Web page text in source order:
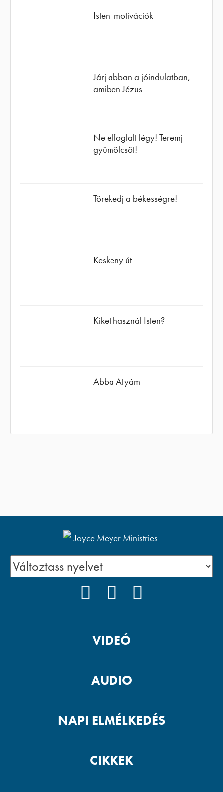
Isteni motivációk
Járj abban a jóindulatban,
amiben Jézus
Ne elfoglalt légy! Teremj
gyümölcsöt!
Törekedj a békességre!
Keskeny út
Kiket használ Isten?
Abba Atyám
VIDEÓ
AUDIO
NAPI ELMÉLKEDÉS
CIKKEK